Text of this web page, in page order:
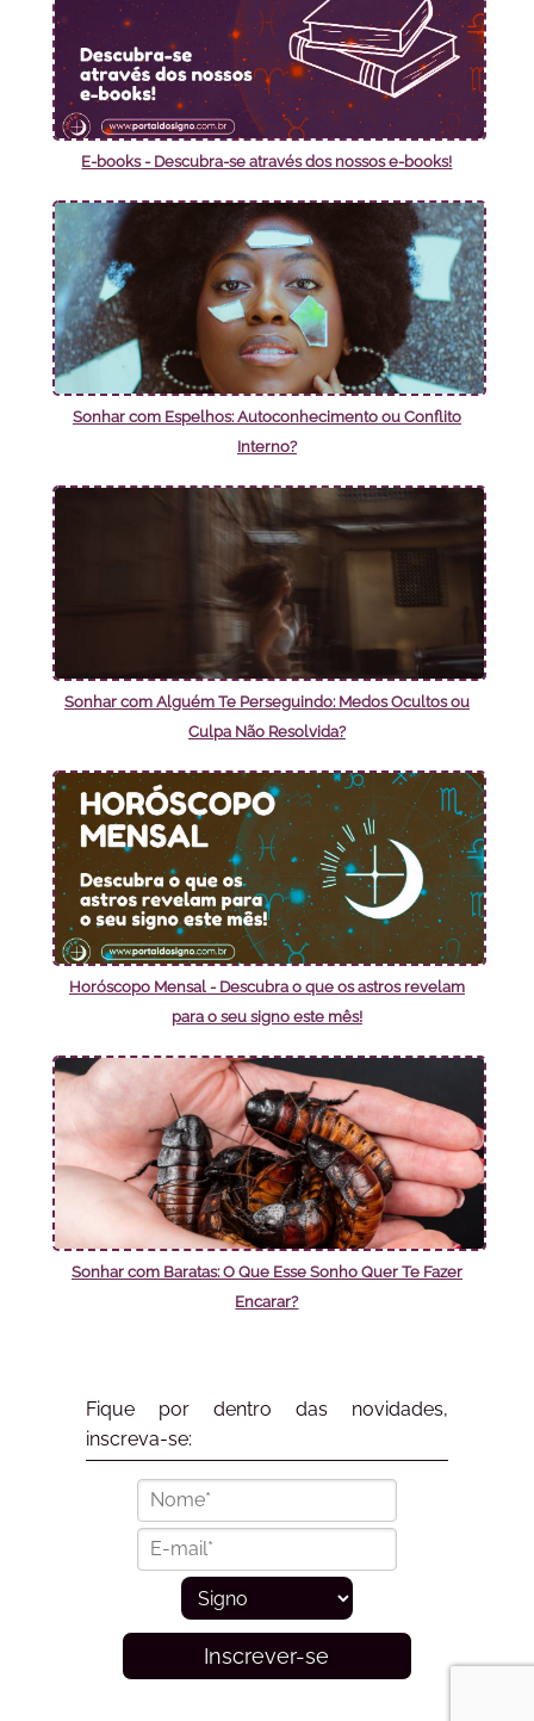
E-books - Descubra-se através dos nossos e-books!
Sonhar com Espelhos: Autoconhecimento ou Conflito
Interno?
Sonhar com Alguém Te Perseguindo: Medos Ocultos ou
Culpa Não Resolvida?
Horóscopo Mensal - Descubra o que os astros revelam
para o seu signo este mês!
Sonhar com Baratas: O Que Esse Sonho Quer Te Fazer
Encarar?
Fique por dentro das novidades,
inscreva-se:
Inscrever-se